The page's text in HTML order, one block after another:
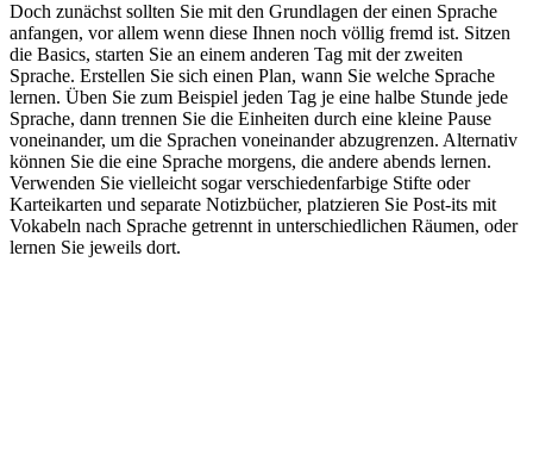
Doch zunächst sollten Sie mit den Grundlagen der einen Sprache
anfangen, vor allem wenn diese Ihnen noch völlig fremd ist. Sitzen
die Basics, starten Sie an einem anderen Tag mit der zweiten
Sprache. Erstellen Sie sich einen Plan, wann Sie welche Sprache
lernen. Üben Sie zum Beispiel jeden Tag je eine halbe Stunde jede
Sprache, dann trennen Sie die Einheiten durch eine kleine Pause
voneinander, um die Sprachen voneinander abzugrenzen. Alternativ
können Sie die eine Sprache morgens, die andere abends lernen.
Verwenden Sie vielleicht sogar verschiedenfarbige Stifte oder
Karteikarten und separate Notizbücher, platzieren Sie Post-its mit
Vokabeln nach Sprache getrennt in unterschiedlichen Räumen, oder
lernen Sie jeweils dort.